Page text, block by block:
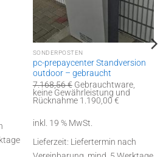
SONDERPOSTEN
pc-prepaycenter Standversion
outdoor – gebraucht
7.168,56€ Ursprünglicher
Preis
war:
7.168,56 €
Gebrauchtware,
keine Gewährleistung und
Rücknahme 1.190,00€Aktueller
inkl. 19 % MwSt.
Lieferzeit: Liefertermin nach